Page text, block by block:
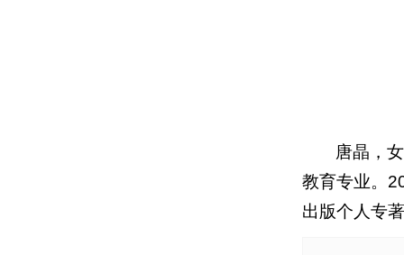
唐晶，
教育专业。
出版个人专